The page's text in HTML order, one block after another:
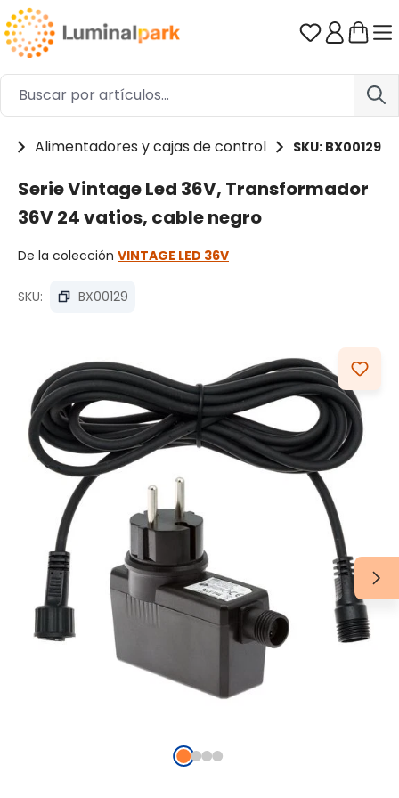
Saltar al contenido principal Tienes 0
Alimentadores y cajas de control SKU: BX00129
Serie Vintage Led 36V, Transformador
36V 24 vatios, cable negro
De la colección VINTAGE LED 36V
SKU: BX00129